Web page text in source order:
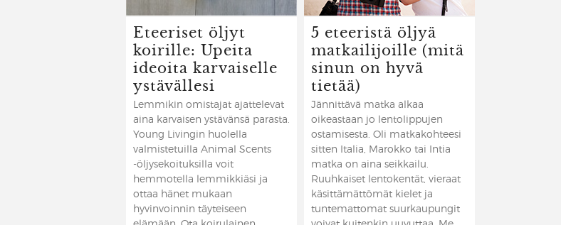
Eteeriset öljyt
koirille: Upeita
ideoita karvaiselle
ystävällesi
Lemmikin omistajat ajattelevat
aina karvaisen ystävänsä parasta.
Young Livingin huolella
valmistetuilla Animal Scents
-öljysekoituksilla voit
hemmotella lemmikkiäsi ja
ottaa hänet mukaan
hyvinvoinnin täyteiseen
5 eteeristä öljyä
matkailijoille (mitä
sinun on hyvä
tietää)
Jännittävä matka alkaa
oikeastaan jo lentolippujen
ostamisesta. Oli matkakohteesi
sitten Italia, Marokko tai Intia
matka on aina seikkailu.
Ruuhkaiset lentokentät, vieraat
käsittämättömät kielet ja
tuntemattomat suurkaupungit